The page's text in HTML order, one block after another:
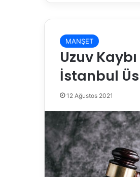
MANŞET
Uzuv
İstanbul
12 Ağustos 2021